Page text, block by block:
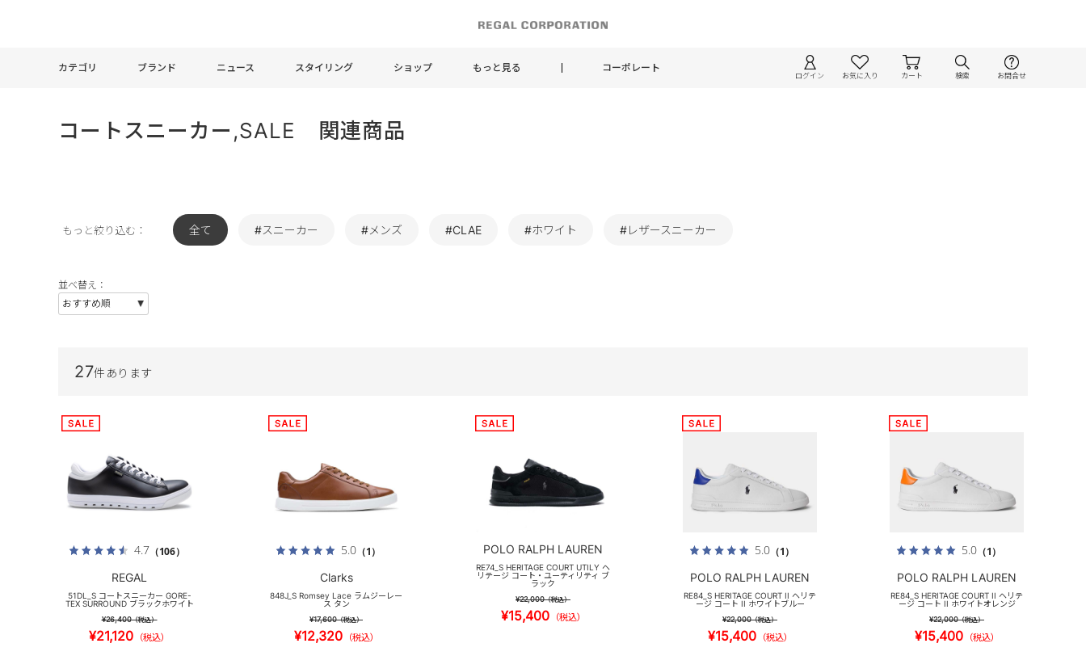
カテゴリ ブランド ニュース スタイリング ショップ もっと見る コーポレート
ログイン お気に入り カート 検索 お問合せ
コートスニーカー,SALE 関連商品
もっと絞り込む： 全て #スニーカー #メンズ #CLAE #ホワイト #レザースニーカー
並べ替え：
27件あります
4.7（106）
REGAL
51DL_S コートスニーカー GORE-
TEX SURROUND ブラックホワイト
¥26,400（税込）
¥21,120 （税込）
5.0（1）
Clarks
848J_S Romsey Lace ラムジーレー
ス タン
¥17,600（税込）
¥12,320 （税込）
POLO RALPH LAUREN
RE74_S HERITAGE COURT UTILY ヘ
リテージ コート・ユーティリティ ブ
ラック
¥22,000（税込）
¥15,400 （税込）
5.0（1）
POLO RALPH LAUREN
RE84_S HERITAGE COURT II ヘリテ
ージ コート II ホワイトブルー
¥22,000（税込）
¥15,400 （税込）
5.0（1）
POLO RALPH LAUREN
RE84_S HERITAGE COURT II ヘリテ
ージ コート II ホワイトオレンジ
¥22,000（税込）
¥15,400 （税込）